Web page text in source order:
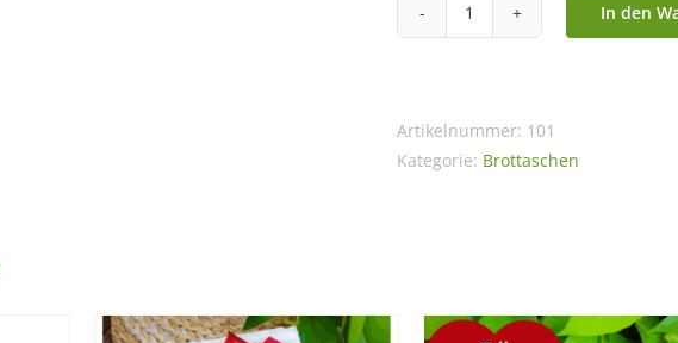
3
Brottasche
"Sonnig
Menge
In den
Artikelnummer: 101
Kategorie: Brottaschen